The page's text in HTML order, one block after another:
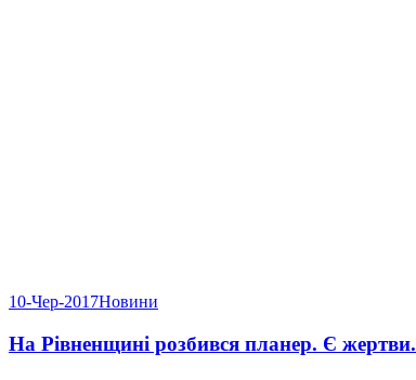
10-Чер-2017Новини
На Рівненщині розбився планер. Є жертви.